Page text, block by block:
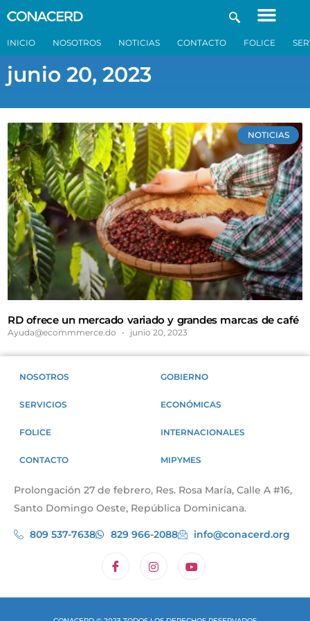
INICIO NOSOTROS NOTICIAS CONTACTO FOLICE
junio 20, 2023
NOTICIAS
RD ofrece un mercado variado y grandes marcas de café
Ayuda@ecommmerce.do junio 20, 2023
NOSOTROS
SERVICIOS
FOLICE
CONTACTO
GOBIERNO
ECONÓMICAS
INTERNACIONALES
MIPYMES
Prolongación 27 de febrero, Res. Rosa María, Calle A #16,
Santo Domingo Oeste, República Dominicana.
809 537-7638 829 966-2088 info@conacerd.org